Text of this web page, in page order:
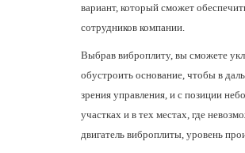
вариант, который сможет
сотрудников компании.
Выбрав виброплиту, вы сможете
обустроить основание, чтобы в
зрения управления, и с позиции
участках и в тех местах, где
двигатель виброплиты, уровень